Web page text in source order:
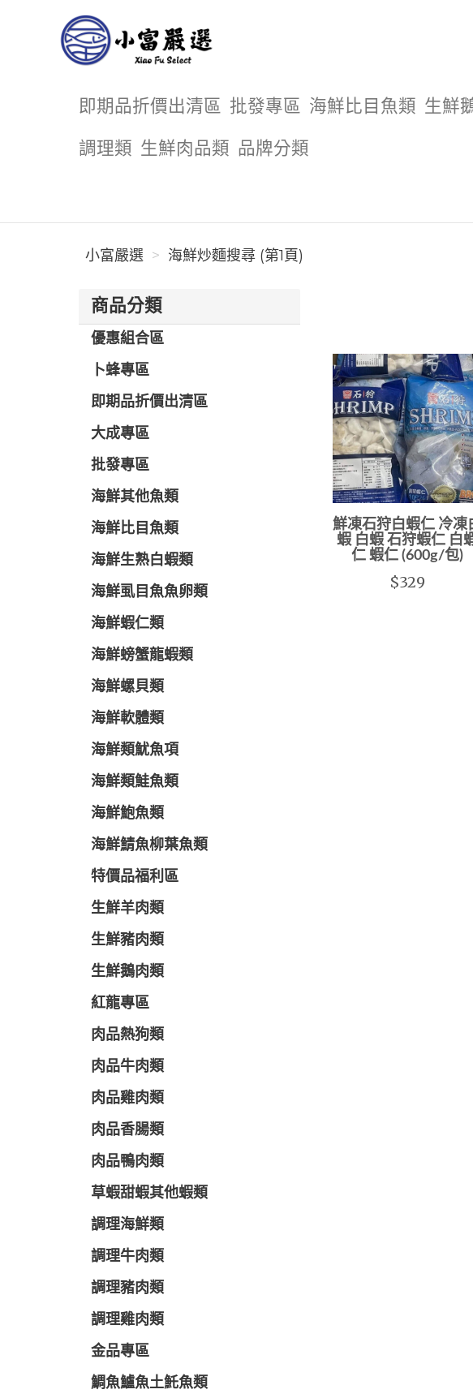
即期品折價出清區 批發專區 海鮮比目魚類 生鮮
調理類 生鮮肉品類 品牌分類
小富嚴選 海鮮炒麵搜尋 (第1頁)
商品分類
優惠組合區
卜蜂專區
即期品折價出清區
大成專區
批發專區
海鮮其他魚類
海鮮比目魚類
海鮮生熟白蝦類
海鮮虱目魚魚卵類
海鮮蝦仁類
海鮮螃蟹龍蝦類
海鮮螺貝類
海鮮軟體類
海鮮類魷魚項
海鮮類鮭魚類
海鮮鮑魚類
海鮮鯖魚柳葉魚類
特價品福利區
生鮮羊肉類
生鮮豬肉類
生鮮鵝肉類
紅龍專區
肉品熱狗類
肉品牛肉類
肉品雞肉類
肉品香腸類
肉品鴨肉類
草蝦甜蝦其他蝦類
調理海鮮類
調理牛肉類
調理豬肉類
調理雞肉類
金品專區
鯛魚鱸魚土魠魚類
鮮凍石狩白蝦仁 冷凍
蝦 白蝦 石狩蝦仁 白
仁 蝦仁 (600g/包)
$329